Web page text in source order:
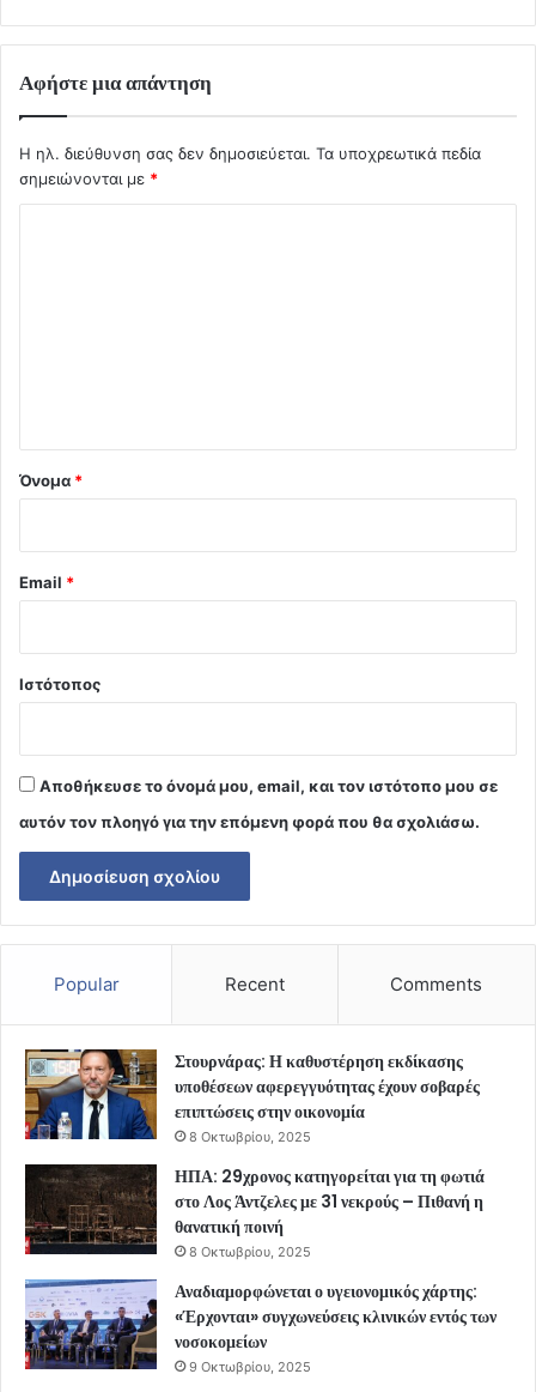
Αφήστε μια απάντηση
Η ηλ. διεύθυνση σας δεν δημοσιεύεται. Τα υποχρεωτικά πεδία
σημειώνονται με *
Όνομα *
Email *
Ιστότοπος
Αποθήκευσε το όνομά μου, email, και τον ιστότοπο μου σε
αυτόν τον πλοηγό για την επόμενη φορά που θα σχολιάσω.
Popular Recent Comments
Στουρνάρας: Η καθυστέρηση εκδίκασης
υποθέσεων αφερεγγυότητας έχουν σοβαρές
επιπτώσεις στην οικονομία
8 Οκτωβρίου, 2025
ΗΠΑ: 29χρονος κατηγορείται για τη φωτιά
στο Λος Άντζελες με 31 νεκρούς – Πιθανή η
θανατική ποινή
8 Οκτωβρίου, 2025
Αναδιαμορφώνεται ο υγειονομικός χάρτης:
«Έρχονται» συγχωνεύσεις κλινικών εντός των
νοσοκομείων
9 Οκτωβρίου, 2025